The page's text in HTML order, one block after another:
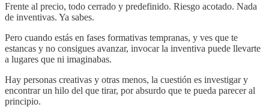
Frente al precio, todo cerrado y predefinido. Riesgo acotado. Nada
de inventivas. Ya sabes.
Pero cuando estás en fases formativas tempranas, y ves que te
estancas y no consigues avanzar, invocar la inventiva puede llevarte
a lugares que ni imaginabas.
Hay personas creativas y otras menos, la cuestión es investigar y
encontrar un hilo del que tirar, por absurdo que te pueda parecer al
principio.